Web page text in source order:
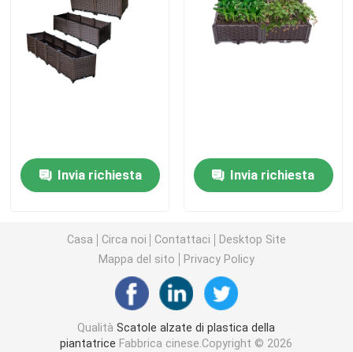
Piantatrice di plastica sulle ruote
Accessori della scatola della piantatrice
Pannelli isolanti di riscaldamento a pavimento
Vassoio del germoglio del seme
Piantina Tray Stand
Invia richiesta Invia richiesta
Casa Circa noi Contattaci
Desktop Site
Mappa del sito
Privacy Policy
QualitàScatole alzate di plastica della
piantatrice Fabbrica cinese.Copyright © 2026